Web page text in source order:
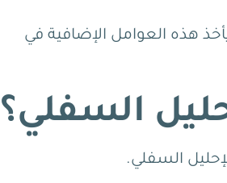
هذه العوامل الإضافية في
السفلي؟
السفلي.